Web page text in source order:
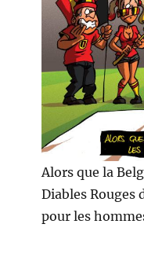
Alors que la
Diables Rouges
pour les